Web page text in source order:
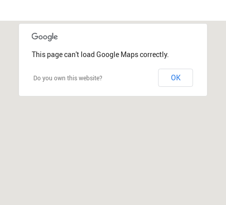
This page can't load Google Maps correctly.
Do you own this website? OK